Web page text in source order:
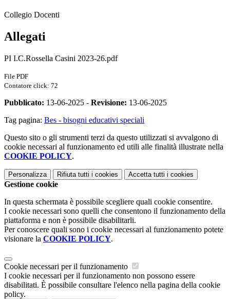
Collegio Docenti
Allegati
PI I.C.Rossella Casini 2023-26.pdf
File PDF
Contatore click: 72
Pubblicato: 13-06-2025 - Revisione: 13-06-2025
Tag pagina: Bes - bisogni educativi speciali
Questo sito o gli strumenti terzi da questo utilizzati si avvalgono di
cookie necessari al funzionamento ed utili alle finalità illustrate nella
COOKIE POLICY.
Personalizza Rifiuta tutti i cookies Accetta tutti i cookies
Gestione cookie
In questa schermata è possibile scegliere quali cookie consentire.
I cookie necessari sono quelli che consentono il funzionamento della
piattaforma e non è possibile disabilitarli.
Per conoscere quali sono i cookie necessari al funzionamento potete
visionare la COOKIE POLICY.
Cookie necessari per il funzionamento
I cookie necessari per il funzionamento non possono essere
disabilitati. È possibile consultare l'elenco nella pagina della cookie
policy.